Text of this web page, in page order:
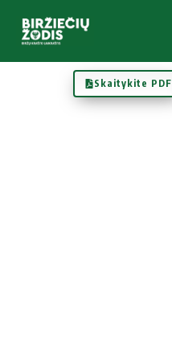
Skaitykite PDF